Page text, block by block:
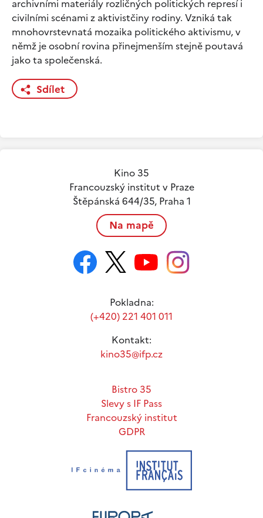
archivními materiály rozličných politických represí i
civilními scénami z aktivistčiny rodiny. Vzniká tak
mnohovrstevnatá mozaika politického aktivismu, v
němž je osobní rovina přinejmenším stejně poutavá
jako ta společenská.
Sdílet
Kino 35
Francouzský institut v Praze
Štěpánská 644/35, Praha 1
Na mapě
Pokladna:
(+420) 221 401 011
Kontakt:
kino35@ifp.cz
Bistro 35
Slevy s IF Pass
Francouzský institut
GDPR